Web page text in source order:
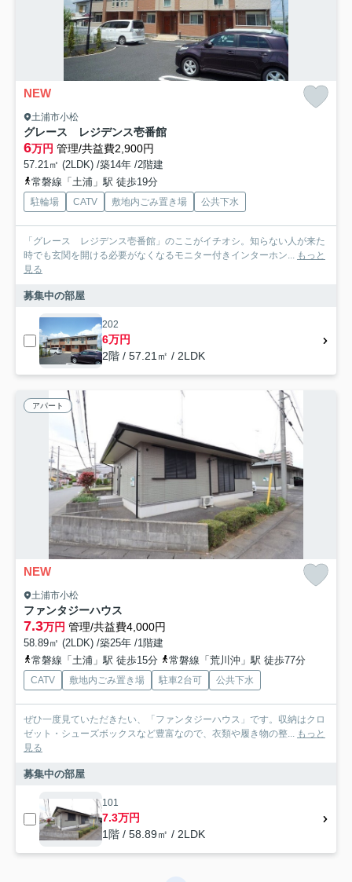
NEW
土浦市小松
グレース レジデンス壱番館
6万円 管理/共益費2,900円
57.21㎡ (2LDK) /築14年 /2階建
常磐線「土浦」駅 徒歩19分
駐輪場 CATV 敷地内ごみ置き場 公共下水
「グレース レジデンス壱番館」のここがイチオシ。知らない人が来た
時でも玄関を開ける必要がなくなるモニター付きインターホン... もっと
見る
募集中の部屋
202
6万円
2階 / 57.21㎡ / 2LDK
アパート
NEW
土浦市小松
ファンタジーハウス
7.3万円 管理/共益費4,000円
58.89㎡ (2LDK) /築25年 /1階建
常磐線「土浦」駅 徒歩15分
常磐線「荒川沖」駅 徒歩77分
CATV 敷地内ごみ置き場 駐車2台可 公共下水
ぜひ一度見ていただきたい、「ファンタジーハウス」です。収納はクロ
ゼット・シューズボックスなど豊富なので、衣類や履き物の整... もっと
見る
募集中の部屋
101
7.3万円
1階 / 58.89㎡ / 2LDK